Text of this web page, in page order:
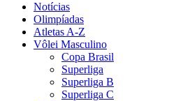
Notícias
Olimpíadas
Atletas A-Z
Vôlei Masculino
Copa Brasil
Superliga
Superliga B
Superliga C